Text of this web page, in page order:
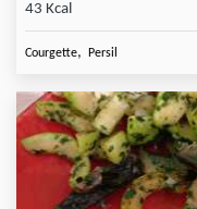
43 Kcal
Courgette, Persil